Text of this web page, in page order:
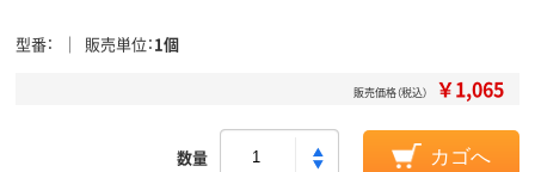
型番 販売単位 1個
販売価格（税込） ￥1,065
数量 カゴへ